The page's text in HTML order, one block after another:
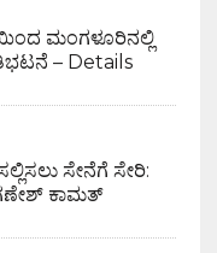
ಮಂಗಳೂರಿನಲ್ಲಿ
– Details
ಸೇನೆಗೆ ಸೇರಿ:
ಕಾಮತ್